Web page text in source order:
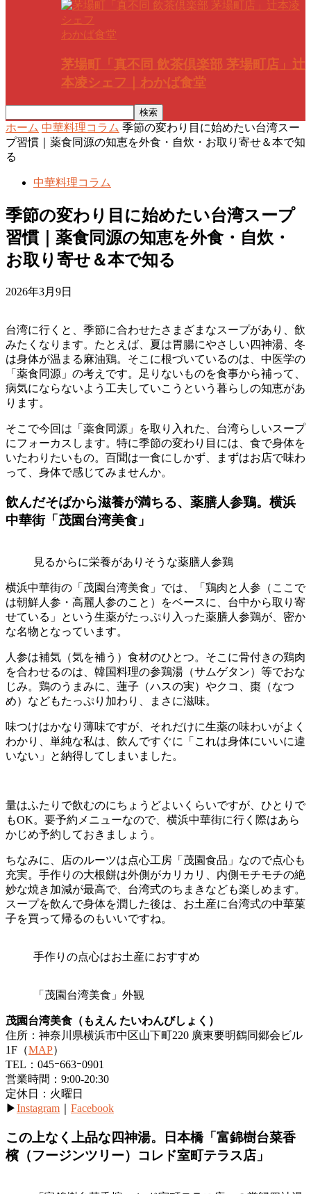
わかば食堂
茅場町「真不同 飲茶倶楽部 茅場町店」辻
本凌シェフ｜わかば食堂
ホーム 中華料理コラム 季節の変わり目に始めたい台湾スー
プ習慣｜薬食同源の知恵を外食・自炊・お取り寄せ＆本で知
る
中華料理コラム
季節の変わり目に始めたい台湾スープ
習慣｜薬食同源の知恵を外食・自炊・
お取り寄せ＆本で知る
2026年3月9日
台湾に行くと、季節に合わせたさまざまなスープがあり、飲
みたくなります。たとえば、夏は胃腸にやさしい四神湯、冬
は身体が温まる麻油鶏。そこに根づいているのは、中医学の
「薬食同源」の考えです。足りないものを食事から補って、
病気にならないよう工夫していこうという暮らしの知恵があ
ります。
そこで今回は「薬食同源」を取り入れた、台湾らしいスープ
にフォーカスします。特に季節の変わり目には、食で身体を
いたわりたいもの。百聞は一食にしかず、まずはお店で味わ
って、身体で感じてみませんか。
飲んだそばから滋養が満ちる、薬膳人参鶏。横浜
中華街「茂園台湾美食」
見るからに栄養がありそうな薬膳人参鶏
横浜中華街の「茂園台湾美食 」では、「鶏肉と人参（ここで
は朝鮮人参・高麗人参のこと）をベースに、台中から取り寄
せている」という生薬がたっぷり入った薬膳人参鶏が、密か
な名物となっています。
人参は補気（気を補う）食材のひとつ。そこに骨付きの鶏肉
を合わせるのは、韓国料理の参鶏湯（サムゲタン）等でおな
じみ。鶏のうまみに、蓮子（ハスの実）やクコ、棗（なつ
め）などもたっぷり加わり、まさに滋味。
味つけはかなり薄味ですが、それだけに生薬の味わいがよく
わかり、単純な私は、飲んですぐに「これは身体にいいに違
いない」と納得してしまいました。
量はふたりで飲むのにちょうどよいくらいですが、ひとりで
もOK。要予約メニューなので、横浜中華街に行く際はあら
かじめ予約しておきましょう。
ちなみに、店のルーツは点心工房「茂園食品」なので点心も
充実。手作りの大根餅は外側がカリカリ、内側モチモチの絶
妙な焼き加減が最高で、台湾式のちまきなども楽しめます。
スープを飲んで身体を潤した後は、お土産に台湾式の中華菓
子を買って帰るのもいいですね。
手作りの点心はお土産におすすめ
「茂園台湾美食」外観
茂園台湾美食（もえん たいわんびしょく）
住所：神奈川県横浜市中区山下町220 廣東要明鶴同郷会ビル
1F（MAP）
TEL：045ｰ663ｰ0901
営業時間：9:00-20:30
定休日：火曜日
▶Instagram Facebook
この上なく上品な四神湯。日本橋「富錦樹台菜香
檳 （フージンツリー） コ レド室町テラス店」